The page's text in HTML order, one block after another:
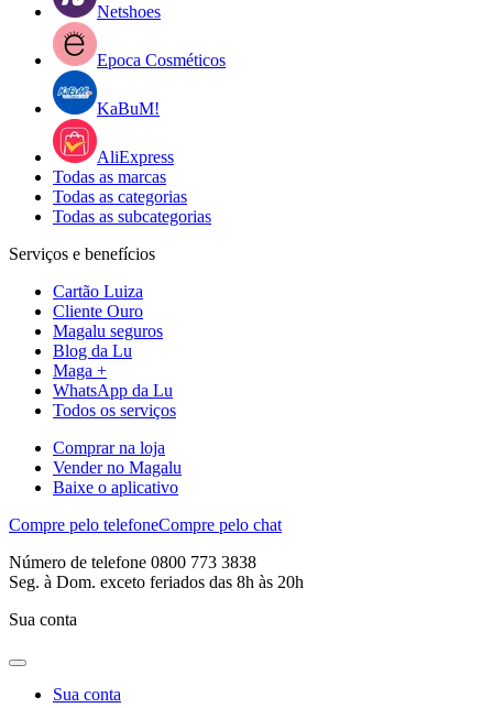
Netshoes
Epoca Cosméticos
KaBuM!
AliExpress
Todas as marcas
Todas as categorias
Todas as subcategorias
Serviços e benefícios
Cartão Luiza
Cliente Ouro
Magalu seguros
Blog da Lu
Maga +
WhatsApp da Lu
Todos os serviços
Comprar na loja
Vender no Magalu
Baixe o aplicativo
Compre pelo telefoneCompre pelo chat
Número de telefone 0800 773 3838
Seg. à Dom. exceto feriados das 8h às 20h
Sua conta
Sua conta